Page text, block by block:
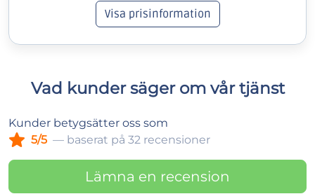
Visa prisinformation
Vad kunder säger om vår tjänst
Kunder betygsätter oss som
5/5 — baserat på 32 recensioner
Lämna en recension